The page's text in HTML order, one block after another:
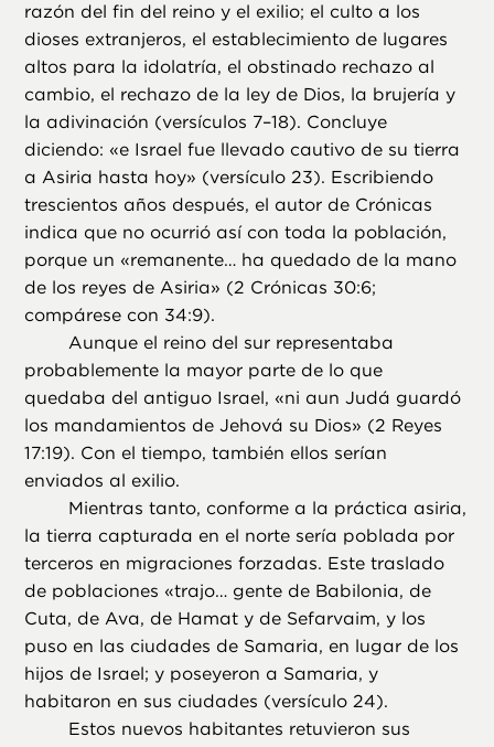
razón del fin del reino y el exilio; el culto a los
dioses extranjeros, el establecimiento de lugares
altos para la idolatría, el obstinado rechazo al
cambio, el rechazo de la ley de Dios, la brujería y
la adivinación (versículos 7–18). Concluye
diciendo: «e Israel fue llevado cautivo de su tierra
a Asiria hasta hoy» (versículo 23). Escribiendo
trescientos años después, el autor de Crónicas
indica que no ocurrió así con toda la población,
porque un «remanente… ha quedado de la mano
de los reyes de Asiria» (2 Crónicas 30:6;
compárese con 34:9).
Aunque el reino del sur representaba
probablemente la mayor parte de lo que
quedaba del antiguo Israel, «ni aun Judá guardó
los mandamientos de Jehová su Dios» (2 Reyes
17:19). Con el tiempo, también ellos serían
enviados al exilio.
Mientras tanto, conforme a la práctica asiria,
la tierra capturada en el norte sería poblada por
terceros en migraciones forzadas. Este traslado
de poblaciones «trajo… gente de Babilonia, de
Cuta, de Ava, de Hamat y de Sefarvaim, y los
puso en las ciudades de Samaria, en lugar de los
hijos de Israel; y poseyeron a Samaria, y
habitaron en sus ciudades (versículo 24).
Estos nuevos habitantes retuvieron sus